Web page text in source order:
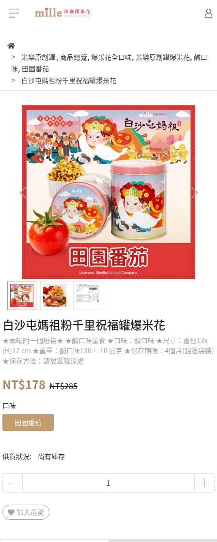
米樂原創罐 , 商品總覽, 爆米花全口味, 米樂原創罐爆米花, 鹹口
味, 田園番茄
白沙屯媽祖粉千里祝福罐爆米花
白沙屯媽祖粉千里祝福罐爆米花
★兩罐附一個紙袋★ ★鹹口味葷食 ★口味：鹹口味 ★尺寸：直徑13x
(H)17 cm ★重量：鹹口味130± 10 公克 ★保存期限：4個月(鋁箔袋裝)
★保存方法：請放置陰涼處
NT$178 NT$285
供貨狀況: 尚有庫存
口味
田園番茄
加入最愛